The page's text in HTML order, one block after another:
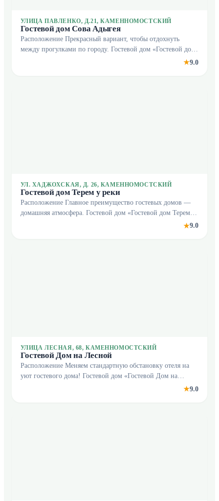
УЛИЦА ПАВЛЕНКО, Д.21, КАМЕННОМОСТСКИЙ
Гостевой дом Сова Адыгея
Расположение Прекрасный вариант, чтобы отдохнуть
между прогулками по городу. Гостевой дом «Гостевой дом
★9.0
УЛ. ХАДЖОХСКАЯ, Д. 26, КАМЕННОМОСТСКИЙ
Гостевой дом Терем у реки
Расположение Главное преимущество гостевых домов —
домашняя атмосфера. Гостевой дом «Гостевой дом Терем у
реки» находится в Каменномостском. Этот гостевой дом★9.0
УЛИЦА ЛЕСНАЯ, 68, КАМЕННОМОСТСКИЙ
Гостевой Дом на Лесной
Расположение Меняем стандартную обстановку отеля на
уют гостевого дома! Гостевой дом «Гостевой Дом на
Лесной» находится в Каменномостском. Этот гостевой дом
★9.0